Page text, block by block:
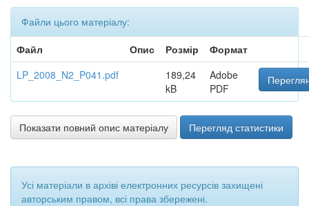
Файли цього матеріалу:
Файл
Опис Розмір
Формат
LP_2008_N2_P041.pdf
189,24
kB
Adobe
PDF
Показати повний опис матеріалу Перегляд статистики
Усі матеріали в архіві електронних ресурсів захищені
авторським правом, всі права збережені.